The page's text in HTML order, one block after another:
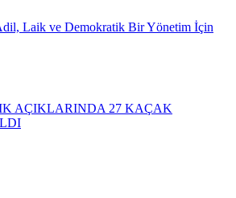
Laik ve Demokratik Bir Yönetim İçin
AÇIKLARINDA 27 KAÇAK